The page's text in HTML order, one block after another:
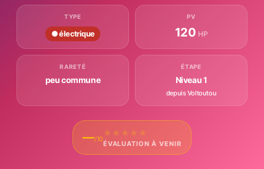
TYPE
● électrique
PV
120 HP
RARETÉ
peu commune
ÉTAPE
Niveau 1
depuis Voltoutou
—/10
★ ★ ★ ★ ★
ÉVALUATION À VENIR